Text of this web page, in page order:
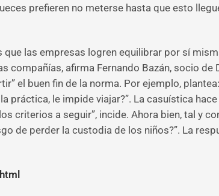
prefieren no meterse hasta que esto
las empresas logren equilibrar por sí
afirma Fernando Bazán, socio de
el buen fin de la norma. Por ejemplo,
práctica, le impide viajar?”. La casuística
criterios a seguir”, incide. Ahora bien, tal y
de perder la custodia de los niños?”. La